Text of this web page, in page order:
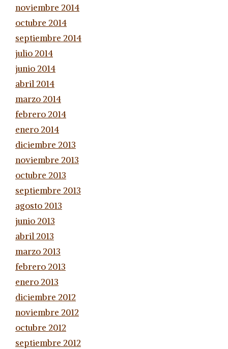
noviembre 2014
octubre 2014
septiembre 2014
julio 2014
junio 2014
abril 2014
marzo 2014
febrero 2014
enero 2014
diciembre 2013
noviembre 2013
octubre 2013
septiembre 2013
agosto 2013
junio 2013
abril 2013
marzo 2013
febrero 2013
enero 2013
diciembre 2012
noviembre 2012
octubre 2012
septiembre 2012